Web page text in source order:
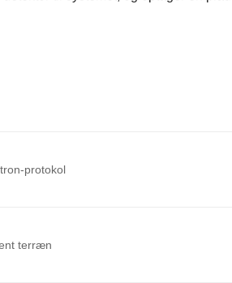
protokol
terræn